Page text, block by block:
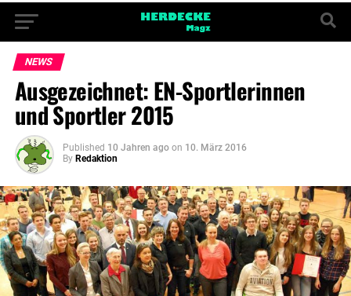
NEWS
Ausgezeichnet: EN-Sportlerinnen
und Sportler 2015
Published 10 Jahren ago on 10. März 2016
By Redaktion